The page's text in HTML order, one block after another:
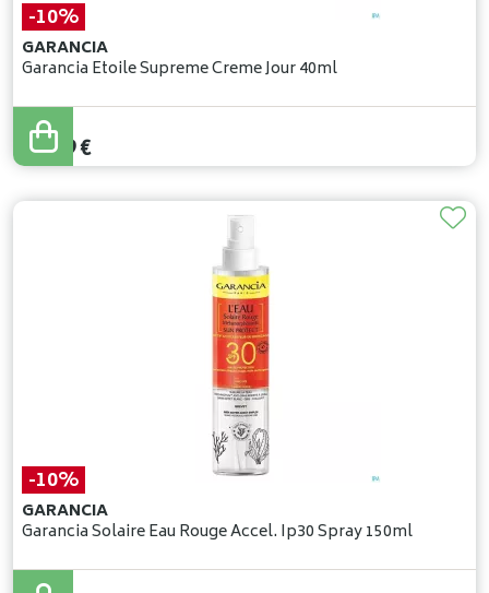
-10%
GARANCIA
Garancia Etoile Supreme Creme Jour 40ml
75,10
67,59€
-10%
GARANCIA
Garancia Solaire Eau Rouge Accel. Ip30 Spray 150ml